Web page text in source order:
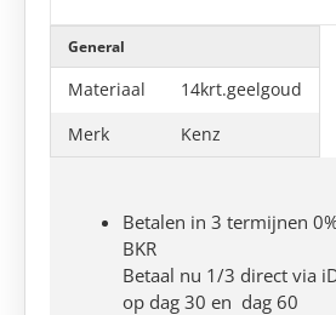
General
Materiaal
14krt.geelgoud
Merk
Kenz
Betalen in 3 termijnen
BKR
Betaal nu 1/3 direct via
op dag 30 en dag 60